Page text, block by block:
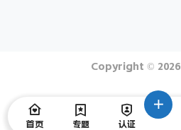
Copyright © 2026
首页 专题 认证